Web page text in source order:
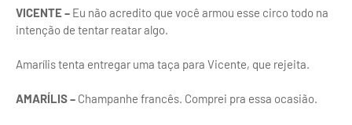
VICENTE – Eu não acredito que você armou esse circo todo na
intenção de tentar reatar algo.
Amarílis tenta entregar uma taça para Vicente, que rejeita.
AMARÍLIS – Champanhe francês. Comprei pra essa ocasião.